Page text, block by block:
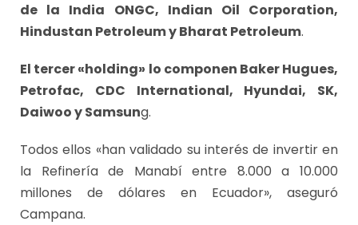
de la India ONGC, Indian Oil Corporation,
Hindustan Petroleum y Bharat Petroleum.
El tercer «holding» lo componen Baker Hugues,
Petrofac, CDC International, Hyundai, SK,
Daiwoo y Samsung.
Todos ellos «han validado su interés de invertir en
la Refinería de Manabí entre 8.000 a 10.000
millones de dólares en Ecuador», aseguró
Campana.